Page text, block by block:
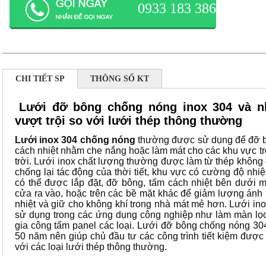
0933 183 386
CHI TIẾT SP THÔNG SỐ KT
Lưới đỡ bông chống nóng inox 304 và
vượt trội so với lưới thép thông thường
Lưới inox 304 chống nóng thường được sử dụng để đỡ
cách nhiệt nhằm che nắng hoặc làm mát cho các khu vực
trời. Lưới inox chất lượng thường được làm từ thép không
chống lại tác động của thời tiết, khu vực có cường độ
có thể được lắp đặt, đỡ bông, tấm cách nhiệt bên dưới
cửa ra vào, hoặc trên các bề mặt khác để giảm lượng ánh
nhiệt và giữ cho không khí trong nhà mát mẻ hơn. Lưới
sử dụng trong các ứng dụng công nghiệp như làm màn
gia công tấm panel các loại. Lưới đỡ bông chống nóng
50 năm nên giúp chủ đầu tư các công trình tiết kiệm
với các loại lưới thép thông thường.